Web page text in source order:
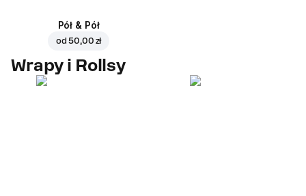
Pół & Pół
od50,00 zł
Wrapy i Rollsy